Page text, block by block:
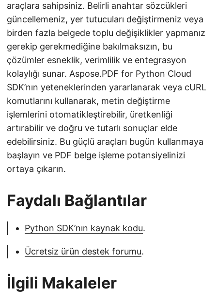
araçlara sahipsiniz. Belirli anahtar sözcükleri
güncellemeniz, yer tutucuları değiştirmeniz veya
birden fazla belgede toplu değişiklikler yapmanız
gerekip gerekmediğine bakılmaksızın, bu
çözümler esneklik, verimlilik ve entegrasyon
kolaylığı sunar. Aspose.PDF for Python Cloud
SDK’nın yeteneklerinden yararlanarak veya cURL
komutlarını kullanarak, metin değiştirme
işlemlerini otomatikleştirebilir, üretkenliği
artırabilir ve doğru ve tutarlı sonuçlar elde
edebilirsiniz. Bu güçlü araçları bugün kullanmaya
başlayın ve PDF belge işleme potansiyelinizi
ortaya çıkarın.
Faydalı Bağlantılar
Python SDK’nın kaynak kodu.
Ücretsiz ürün destek forumu.
İlgili Makaleler